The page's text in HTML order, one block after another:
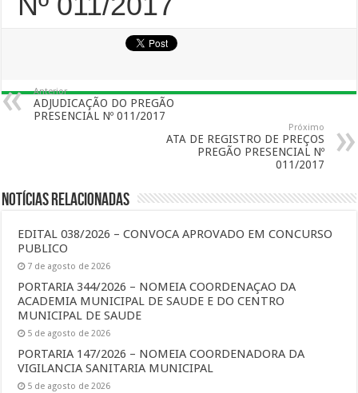
Anterior
ADJUDICAÇÃO DO PREGÃO
PRESENCIAL Nº 011/2017
Próximo
ATA DE REGISTRO DE PREÇOS
PREGÃO PRESENCIAL Nº
011/2017
Notícias Relacionadas
EDITAL 038/2026 – CONVOCA APROVADO EM CONCURSO
PUBLICO
7 de agosto de 2026
PORTARIA 344/2026 – NOMEIA COORDENAÇAO DA
ACADEMIA MUNICIPAL DE SAUDE E DO CENTRO
MUNICIPAL DE SAUDE
5 de agosto de 2026
PORTARIA 147/2026 – NOMEIA COORDENADORA DA
VIGILANCIA SANITARIA MUNICIPAL
5 de agosto de 2026